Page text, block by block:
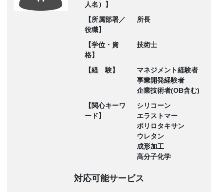
人名）】
【所属部署／
役職】
所長
【学位・資
格】
技術士
【経 験】
マネジメント経験者
事業開発経験者
企業技術者(OB含む)
【関心キーワ
ード】
シリコーン
エラストマー
ポリロタキサン
ウレタン
成形加工
高分子化学
対応可能サービス